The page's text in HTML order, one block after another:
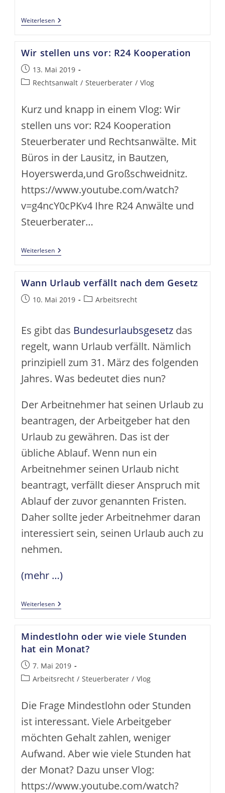
WeiterlesenDer
Magische
Können
Dürfen
Wir stellen uns vor: R24 Kooperation
Beitrag
veröffentlicht:
13. Mai 2019
Beitrags-
Rechtsanwalt / Steuerberater / Vlog
Kurz und knapp in einem Vlog: Wir
stellen uns vor: R24 Kooperation
Steuerberater und Rechtsanwälte. Mit
Büros in der Lausitz, in Bautzen,
Hoyerswerda,und Großschweidnitz.
https://www.youtube.com/watch?
v=g4ncY0cPKv4 Ihre R24 Anwälte und
Steuerberater…
WeiterlesenWir
Stellen
R24
Wann Urlaub verfällt nach dem Gesetz
Beitrag10. Mai 2019
Beitrags-
Arbeitsrecht
Es gibt das Bundesurlaubsgesetz das
regelt, wann Urlaub verfällt. Nämlich
prinzipiell zum 31. März des folgenden
Jahres. Was bedeutet dies nun?
Der Arbeitnehmer hat seinen Urlaub zu
beantragen, der Arbeitgeber hat den
Urlaub zu gewähren. Das ist der
übliche Ablauf. Wenn nun ein
Arbeitnehmer seinen Urlaub nicht
beantragt, verfällt dieser Anspruch mit
Ablauf der zuvor genannten Fristen.
Daher sollte jeder Arbeitnehmer daran
interessiert sein, seinen Urlaub auch zu
nehmen.
(mehr …)
WeiterlesenWann
Urlaub
Dem
Gesetz
Mindestlohn oder wie viele Stunden
hat ein Monat?
Beitrag
veröffentlicht:
7. Mai 2019
Beitrags-
Arbeitsrecht / Steuerberater / Vlog
Die Frage Mindestlohn oder Stunden
ist interessant. Viele Arbeitgeber
möchten Gehalt zahlen, weniger
Aufwand. Aber wie viele Stunden hat
der Monat? Dazu unser Vlog:
https://www.youtube.com/watch?